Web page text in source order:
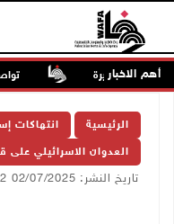
أهم الاخبار تواصل
الرئيسية انتهاكات
العدوان الاسرائيلي على
تاريخ النشر: 02/07/2025 03:22 م